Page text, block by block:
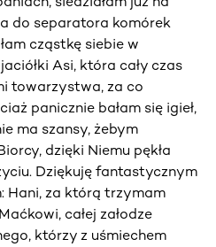
do separatora komórek
cząstkę siebie w
Asi, która cały czas
towarzystwa, za co
panicznie bałam się igieł,
ma szansy, żebym
dzięki Niemu pękła
Dziękuję fantastycznym
Hani, za którą trzymam
całej załodze
którzy z uśmiechem